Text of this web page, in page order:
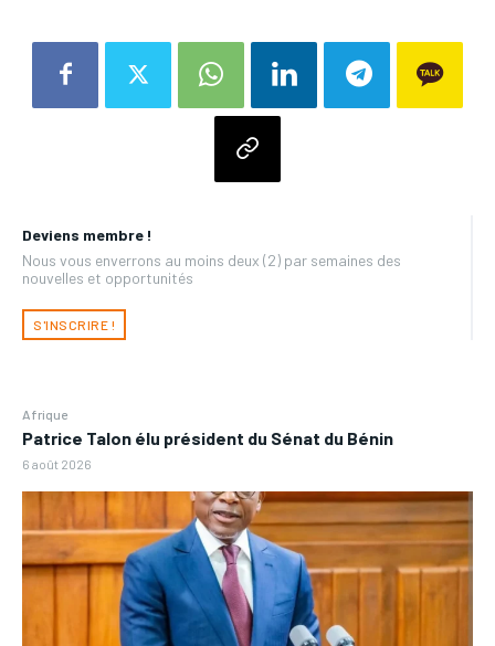
Deviens membre !
Nous vous enverrons au moins deux (2) par semaines des
nouvelles et opportunités
S'INSCRIRE !
Afrique
Patrice Talon élu président du Sénat du Bénin
6 août 2026